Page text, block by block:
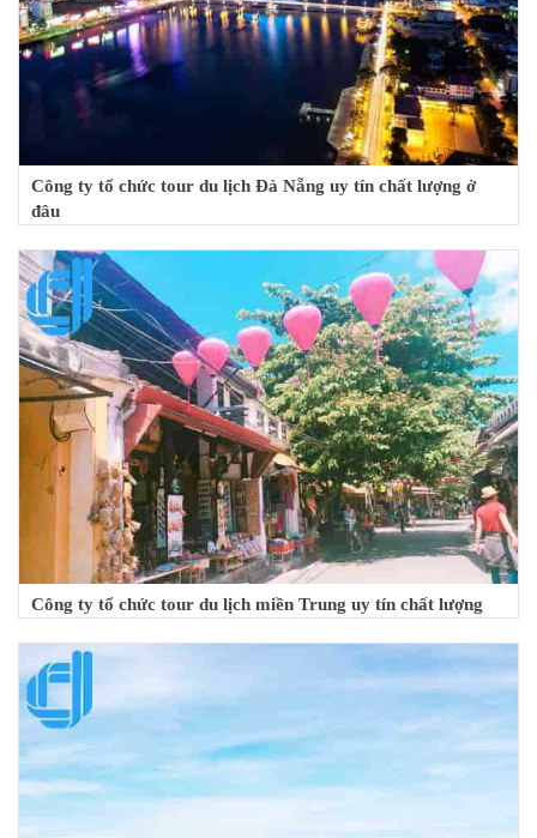
Công ty tổ chức tour du lịch Đà Nẵng uy tín chất lượng ở
đâu
Công ty tổ chức tour du lịch miền Trung uy tín chất lượng